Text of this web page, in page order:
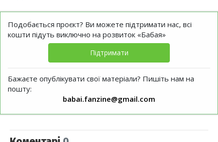
Подобається проєкт? Ви можете підтримати нас, всі
кошти підуть виключно на розвиток «Бабая»
Підтримати
Бажаєте опублікувати свої матеріали? Пишіть нам на
пошту:
babai.fanzine@gmail.com